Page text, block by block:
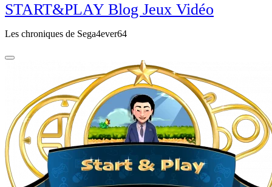
START&PLAY Blog Jeux Vidéo
Les chroniques de Sega4ever64